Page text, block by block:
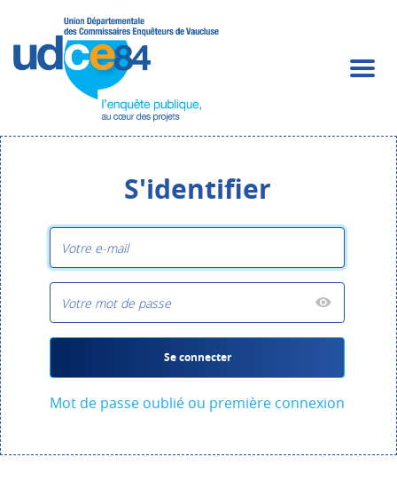
S'identifier
Se connecter
Mot de passe oublié ou première connexion
L'enquête publique,
au cœur des projets
Participez ! Trouvez les procédures qui vous concernent.